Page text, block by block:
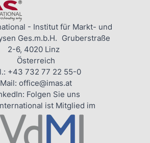
- Institut für Markt- und
Ges.m.b.H. Gruberstraße
2-6, 4020 Linz
Österreich
+43 732 77 22 55-0
Mail: office@imas.at
Folgen Sie uns
ist Mitglied im